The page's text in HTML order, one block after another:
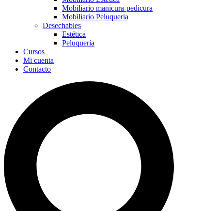
Mobiliario manicura-pedicura
Mobiliario Peluqueria
Desechables
Estética
Peluquería
Cursos
Mi cuenta
Contacto